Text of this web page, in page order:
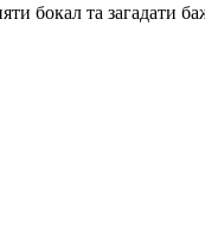
бокал та загадати